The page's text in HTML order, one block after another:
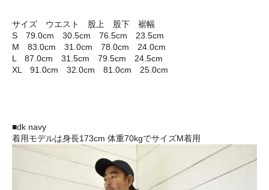
サイズ ウエスト 股上 股下 裾幅
S 79.0cm 30.5cm 76.5cm 23.5cm
M 83.0cm 31.0cm 78.0cm 24.0cm
L 87.0cm 31.5cm 79.5cm 24.5cm
XL 91.0cm 32.0cm 81.0cm 25.0cm
■dk navy
着用モデルは身長173cm 体重70kgでサイズM着用